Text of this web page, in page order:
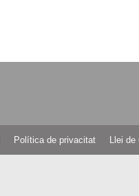
Política de privacitat Llei de